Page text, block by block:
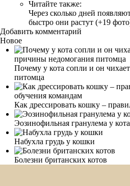
Читайте также:
Через сколько дней
быстро они растут (+19
Добавить комментарий
Новое
Почему у кота сопли и он
питомца
Как дрессировать кошку –
Эозинофильная гранулема у кота
Набухла грудь у кошки
Болезни британских котов